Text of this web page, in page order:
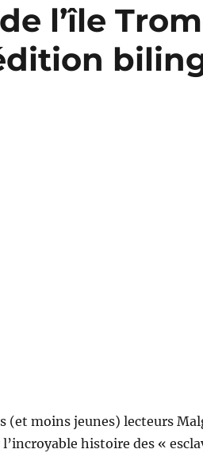
l’île
(et moins jeunes) lecteurs
histoire des «